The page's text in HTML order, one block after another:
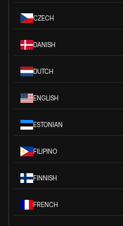
CZECH
DANISH
DUTCH
ENGLISH
ESTONIAN
FILIPINO
FINNISH
FRENCH